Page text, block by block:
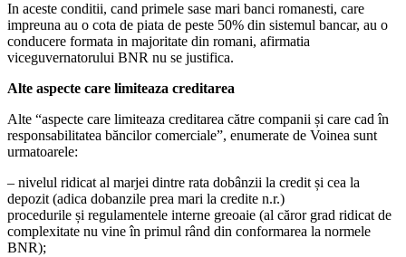
In aceste conditii, cand primele sase mari banci romanesti, care
impreuna au o cota de piata de peste 50% din sistemul bancar, au o
conducere formata in majoritate din romani, afirmatia
viceguvernatorului BNR nu se justifica.
Alte aspecte care limiteaza creditarea
Alte “aspecte care limiteaza creditarea către companii și care cad în
responsabilitatea băncilor comerciale”, enumerate de Voinea sunt
urmatoarele:
– nivelul ridicat al marjei dintre rata dobânzii la credit și cea la
depozit (adica dobanzile prea mari la credite n.r.)
procedurile și regulamentele interne greoaie (al căror grad ridicat de
complexitate nu vine în primul rând din conformarea la normele
BNR);